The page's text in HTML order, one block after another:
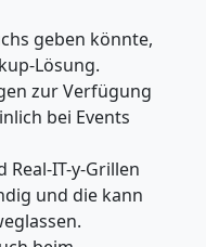
geben könnte,
Lösung.
zur Verfügung
bei Events
Real-IT-y-Grillen
und die kann